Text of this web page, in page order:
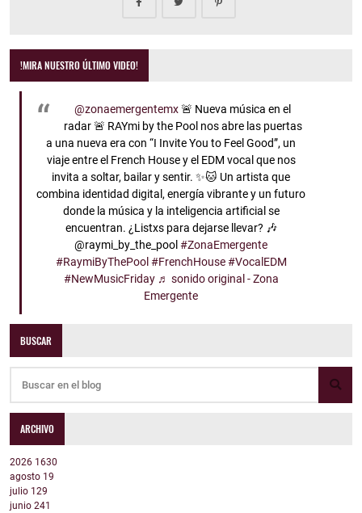
!MIRA NUESTRO ÚLTIMO VIDEO!
@zonaemergentemx🚨 Nueva música en el
radar 🚨 RAYmi by the Pool nos abre las puertas
a una nueva era con “I Invite You to Feel Good”, un
viaje entre el French House y el EDM vocal que nos
invita a soltar, bailar y sentir. ✨🐱 Un artista que
combina identidad digital, energía vibrante y un futuro
donde la música y la inteligencia artificial se
encuentran. ¿Listxs para dejarse llevar? 🎶
@raymi_by_the_pool#ZonaEmergente
#RaymiByThePool #FrenchHouse #VocalEDM
#NewMusicFriday ♬ sonido original - Zona
Emergente
BUSCAR
ARCHIVO
2026 1630
agosto 19
julio 129
junio 241